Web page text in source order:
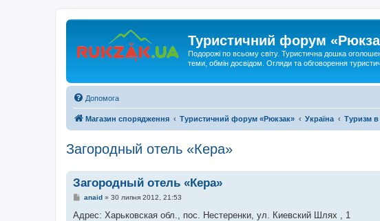
Туристичний форум
Подорожі по всьому світу. Туристична дошка
теми, обмін досвідом. Огляди та обговорення
Допомога
Магазин спорядження Туристичний форум «Рюкзак» Україна Туризм в
Загородный отель «Кера»
Загородный отель «Кера»
П
в
anaid» 30 липня 2012, 21:53
Адрес: Харьковская обл., пос. Нестеренки, ул. Киевский Шлях , 1